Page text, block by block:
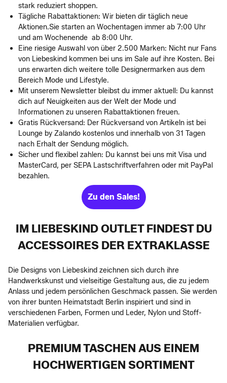
stark reduziert shoppen.
Tägliche Rabattaktionen: Wir bieten dir täglich neue
Aktionen.Sie starten an Wochentagen immer ab 7:00 Uhr
und am Wochenende ab 8:00 Uhr.
Eine riesige Auswahl von über 2.500 Marken: Nicht nur Fans
von Liebeskind kommen bei uns im Sale auf ihre Kosten. Bei
uns erwarten dich weitere tolle Designermarken aus dem
Bereich Mode und Lifestyle.
Mit unserem Newsletter bleibst du immer aktuell: Du kannst
dich auf Neuigkeiten aus der Welt der Mode und
Informationen zu unseren Rabattaktionen freuen.
Gratis Rückversand: Der Rückversand von Artikeln ist bei
Lounge by Zalando kostenlos und innerhalb von 31 Tagen
nach Erhalt der Sendung möglich.
Sicher und flexibel zahlen: Du kannst bei uns mit Visa und
MasterCard, per SEPA Lastschriftverfahren oder mit PayPal
bezahlen.
Zu den Sales!
IM LIEBESKIND OUTLET FINDEST DU
ACCESSOIRES DER EXTRAKLASSE
Die Designs von Liebeskind zeichnen sich durch ihre
Handwerkskunst und vielseitige Gestaltung aus, die zu jedem
Anlass und jedem persönlichen Geschmack passen. Sie werden
von ihrer bunten Heimatstadt Berlin inspiriert und sind in
verschiedenen Farben, Formen und Leder, Nylon und Stoff-
Materialien verfügbar.
PREMIUM TASCHEN AUS EINEM
HOCHWERTIGEN SORTIMENT